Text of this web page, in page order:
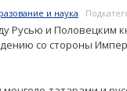
и наука
Русью и Половецким
со стороны